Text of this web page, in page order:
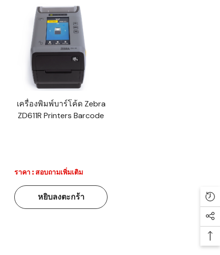
เครื่องพิมพ์บาร์โค้ด Zebra
ZD611R Printers Barcode
ราคา : สอบถามเพิ่มเติม
หยิบลงตะกร้า